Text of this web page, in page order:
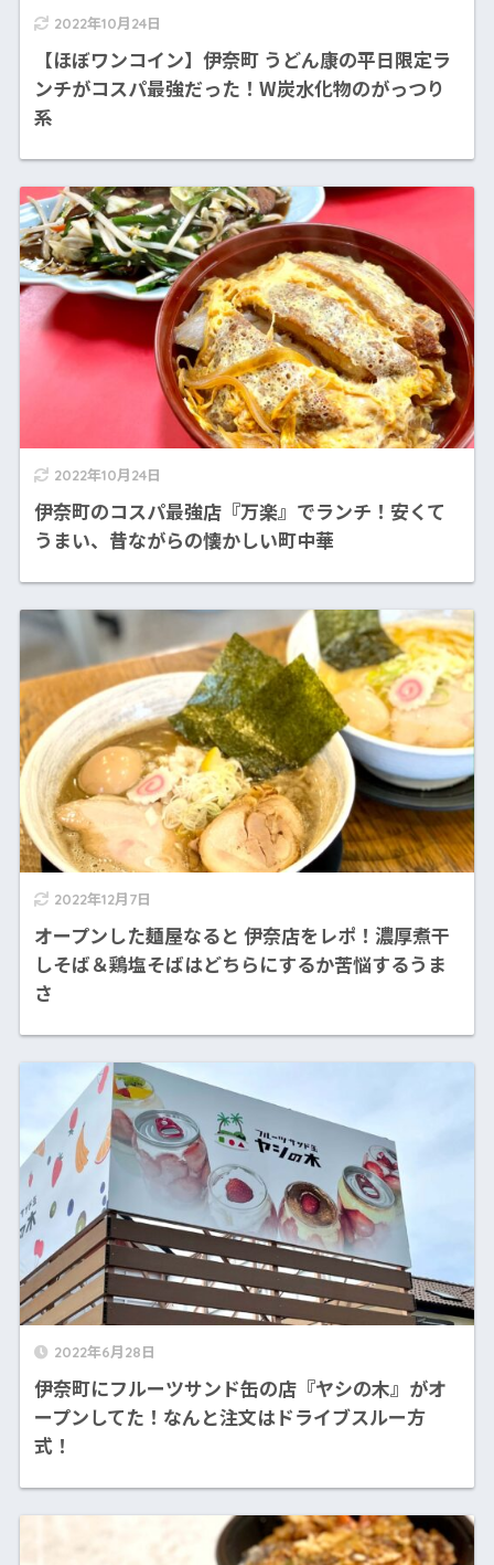
2022年10月24日
【ほぼワンコイン】伊奈町 うどん康の平日限定ラ
ンチがコスパ最強だった！W炭水化物のがっつり
系
2022年10月24日
伊奈町のコスパ最強店『万楽』でランチ！安くて
うまい、昔ながらの懐かしい町中華
2022年12月7日
オープンした麺屋なると 伊奈店をレポ！濃厚煮干
しそば＆鶏塩そばはどちらにするか苦悩するうま
さ
2022年6月28日
伊奈町にフルーツサンド缶の店『ヤシの木』がオ
ープンしてた！なんと注文はドライブスルー方
式！